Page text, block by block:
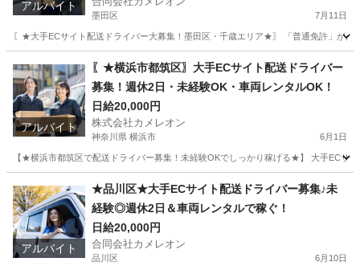
アルバイト
墨田区 7月11日
〖★大手ECサイト配送ドライバー大募集！墨田区・千歳エリア★〗 「普通免許」が
ドライバー 積み込み
アルバイト
〖★横浜市都筑区〗大手ECサイト配送ドライバー
募集！週休2日・未経験OK・車両レンタルOK！
日給20,000円
株式会社カメレオン
神奈川県 横浜市 6月1日
【★横浜市都筑区で配送ドライバー募集！未経験OKでしっかり稼げる★】 大手ECサ
ドライバー 積み込み
アルバイト
★品川区★大手ECサイト配送ドライバー募集♪未
経験◎週休2日＆車両レンタルで稼ぐ！
日給20,000円
合同会社カメレオン
品川区 6月10日